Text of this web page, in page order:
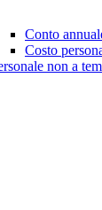
Conto
Costo
non a